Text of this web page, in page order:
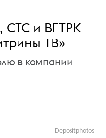
СТС и ВГТРК
ТВ»
в компании
Depositphotos